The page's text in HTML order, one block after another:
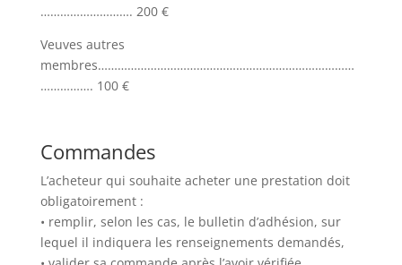
………………………. 200 €
Veuves autres
membres……………………………………………………………………
……………. 100 €
Commandes
L’acheteur qui souhaite acheter une prestation doit
obligatoirement :
• remplir, selon les cas, le bulletin d’adhésion, sur
lequel il indiquera les renseignements demandés,